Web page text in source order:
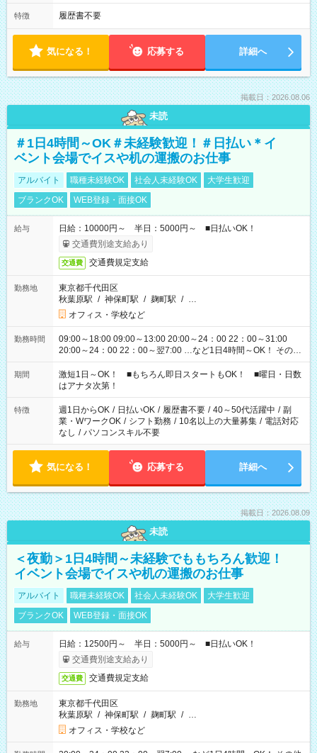
特徴 履歴書不要
気になる！ 応募する 詳細へ
掲載日：2026.08.06
未読
＃1日4時間～OK＃未経験歓迎！＃日払い＊イ
ベント会場でイスや机の運搬のお仕事
アルバイト 職種未経験OK 社会人未経験OK
大学生歓迎
ブランクOK
WEB登録・面接OK
給与
日給：10000円～ 半日：5000円～ ■日払いOK！
交通費別途支給あり
交通費 交通費規定支給
勤務地
東京都千代田区
秋葉原駅 / 神保町駅 / 麹町駅 / …
オフィス・学校など
勤務時間
09:00～18:00 09:00～13:00 20:00～24：00 22：00～31:00
20:00～24：00 22：00～翌7:00 …など1日4時間～OK！ その他
シフトもございます！ お気軽にご相談ください！
期間
激短1日～OK！ ■もちろん即日スタートもOK！ ■曜日・日数
はアナタ次第！
特徴 週1日からOK / 日払いOK / 履歴書不要 / 40～50代活躍中 / 副
業・WワークOK / シフト勤務 / 10名以上の大量募集 / 電話対応
なし / パソコンスキル不要
気になる！ 応募する 詳細へ
掲載日：2026.08.09
未読
＜夜勤＞1日4時間～未経験でももちろん歓迎！
イベント会場でイスや机の運搬のお仕事
アルバイト 職種未経験OK 社会人未経験OK
大学生歓迎
ブランクOK
WEB登録・面接OK
給与
日給：12500円～ 半日：5000円～ ■日払いOK！
交通費別途支給あり
交通費 交通費規定支給
勤務地
東京都千代田区
秋葉原駅 / 神保町駅 / 麹町駅 / …
オフィス・学校など